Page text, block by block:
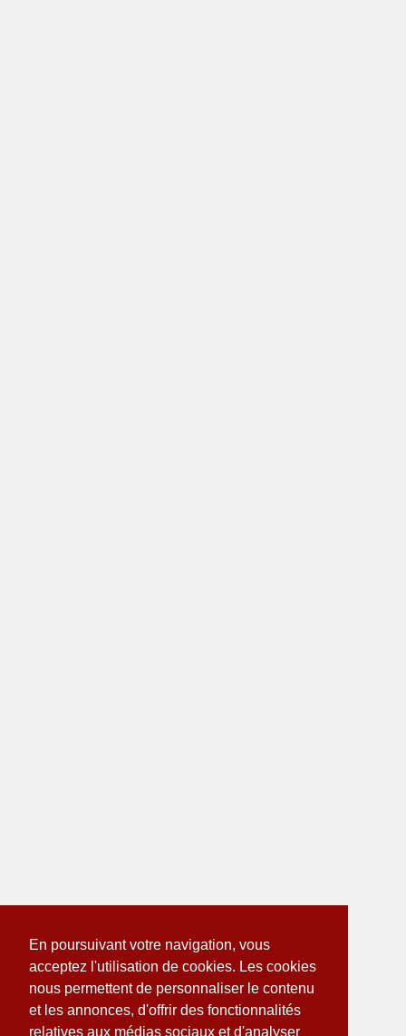
En poursuivant votre navigation, vous
acceptez l'utilisation de cookies. Les cookies
nous permettent de personnaliser le contenu
et les annonces, d'offrir des fonctionnalités
relatives aux médias sociaux et d'analyser